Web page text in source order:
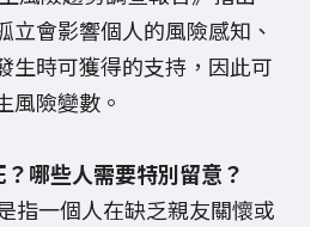
立會影響個人的風險感知、
生時可獲得的支持，因此可
風險變數。
哪些人需要特別留意？
指一個人在缺乏親友關懷或